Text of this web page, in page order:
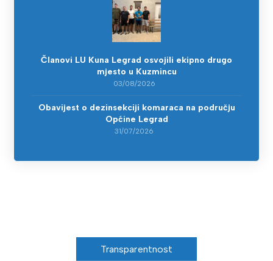
Članovi LU Kuna Legrad osvojili ekipno drugo
mjesto u Kuzmincu
03/08/2026
Obavijest o dezinsekciji komaraca na području
Općine Legrad
31/07/2026
Transparentnost